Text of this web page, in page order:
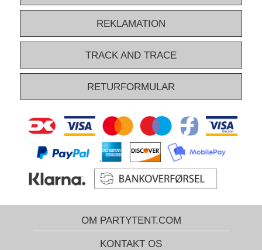
REKLAMATION
TRACK AND TRACE
RETURFORMULAR
OM PARTYTENT.COM
KONTAKT OS